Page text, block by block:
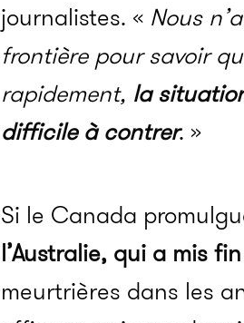
journalistes. « Nous
frontière pour savoir
rapidement, la
difficile à contrer. »
Si le Canada
l’Australie, qui a mis
meurtrières dans les